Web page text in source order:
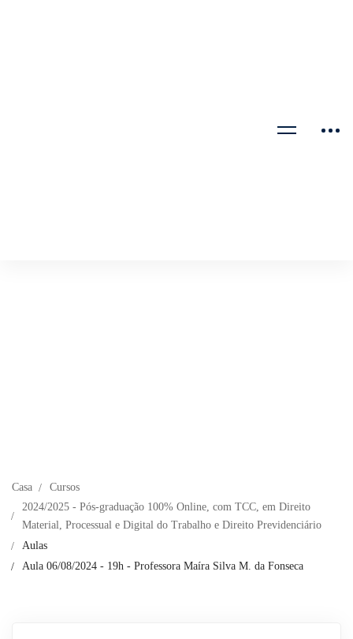
Casa
Cursos
2024/2025 - Pós-graduação 100% Online, com TCC, em Direito
Material, Processual e Digital do Trabalho e Direito Previdenciário
Aulas
Aula 06/08/2024 - 19h - Professora Maíra Silva M. da Fonseca